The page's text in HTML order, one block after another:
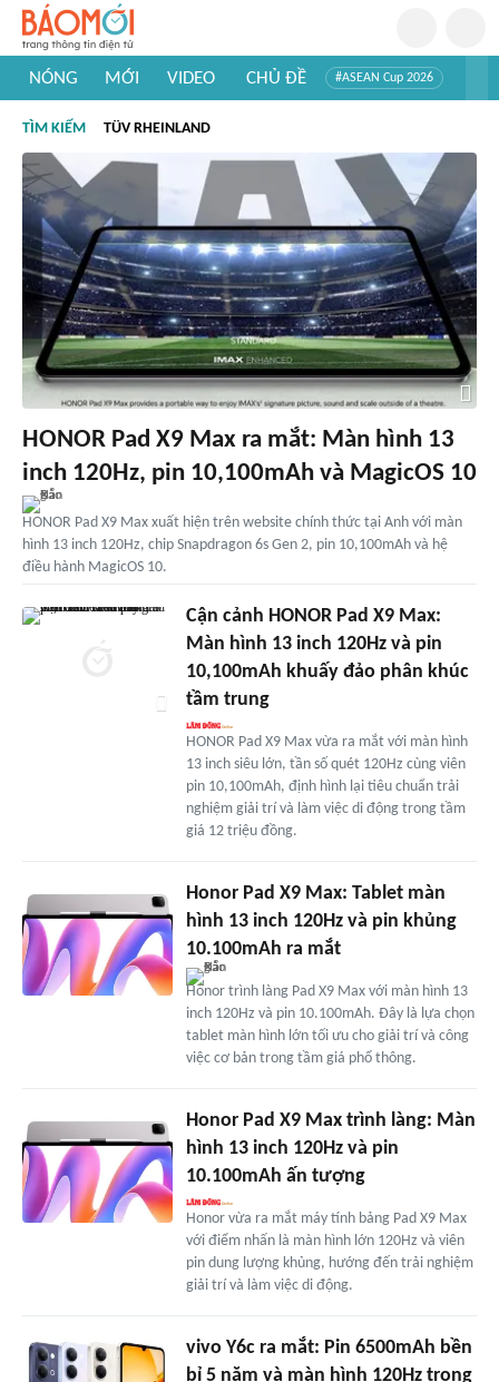
NÓNG MỚI VIDEO CHỦ ĐỀ #ASEAN Cup 2026
#Khám phá thế giới
TÌM KIẾM TÜV RHEINLAND
HONOR Pad X9 Max ra mắt: Màn hình 13
inch 120Hz, pin 10,100mAh và MagicOS 10
HONOR Pad X9 Max xuất hiện trên website chính thức tại Anh với màn
hình 13 inch 120Hz, chip Snapdragon 6s Gen 2, pin 10,100mAh và hệ
điều hành MagicOS 10.
Cận cảnh HONOR Pad X9 Max:
Màn hình 13 inch 120Hz và pin
10,100mAh khuấy đảo phân khúc
tầm trung
HONOR Pad X9 Max vừa ra mắt với màn hình
13 inch siêu lớn, tần số quét 120Hz cùng viên
pin 10,100mAh, định hình lại tiêu chuẩn trải
nghiệm giải trí và làm việc di động trong tầm
giá 12 triệu đồng.
Honor Pad X9 Max: Tablet màn
hình 13 inch 120Hz và pin khủng
10.100mAh ra mắt
Honor trình làng Pad X9 Max với màn hình 13
inch 120Hz và pin 10.100mAh. Đây là lựa chọn
tablet màn hình lớn tối ưu cho giải trí và công
việc cơ bản trong tầm giá phổ thông.
Honor Pad X9 Max trình làng: Màn
hình 13 inch 120Hz và pin
10.100mAh ấn tượng
Honor vừa ra mắt máy tính bảng Pad X9 Max
với điểm nhấn là màn hình lớn 120Hz và viên
pin dung lượng khủng, hướng đến trải nghiệm
giải trí và làm việc di động.
vivo Y6c ra mắt: Pin 6500mAh bền
bỉ 5 năm và màn hình 120Hz trong